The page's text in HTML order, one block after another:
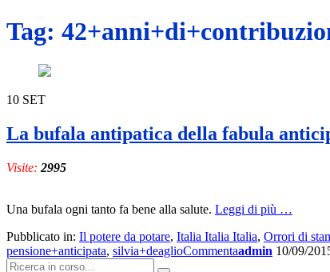
Tag:
10 SET
La bufala antipatica della fabula
Visite: 2995
Una bufala ogni tanto fa bene alla salute. Leggi di più
di
La
…
Pubblicato in: Il potere da potare, Italia Italia Italia, Orrori di
pensione+anticipata, silvia+deaglioCommentaadmin 10/09/
Cerca: